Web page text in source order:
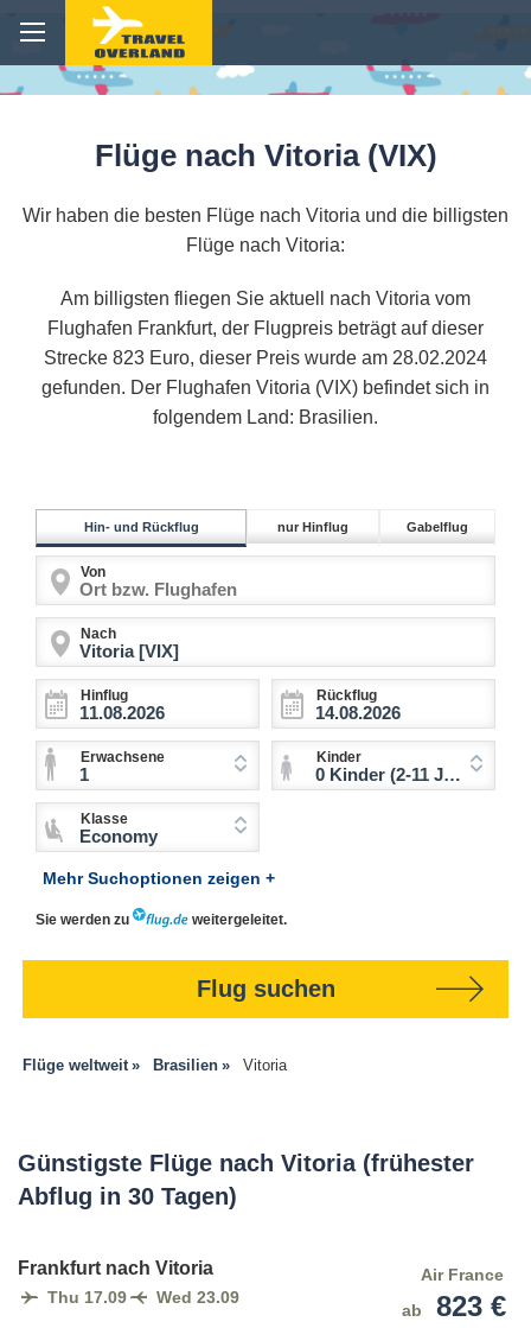
Flüge nach Vitoria (VIX)
Wir haben die besten Flüge nach Vitoria und die billigsten
Flüge nach Vitoria:
Am billigsten fliegen Sie aktuell nach Vitoria vom
Flughafen Frankfurt, der Flugpreis beträgt auf dieser
Strecke 823 Euro, dieser Preis wurde am 28.02.2024
gefunden. Der Flughafen Vitoria (VIX) befindet sich in
folgendem Land: Brasilien.
Hin- und Rückflug nur Hinflug Gabelflug
Von
Nach
Hinflug Rückflug
Erwachsene
1
Kinder
0 Kinder (2-11 Jahre)
Klasse
Economy
Mehr Suchoptionen zeigen +
Sie werden zu weitergeleitet.
Flug suchen
Flüge weltweit Brasilien Vitoria
Günstigste Flüge nach Vitoria (frühester
Abflug in 30 Tagen)
Frankfurt nach Vitoria
Thu 17.09 Wed 23.09
Air France
ab
823 €